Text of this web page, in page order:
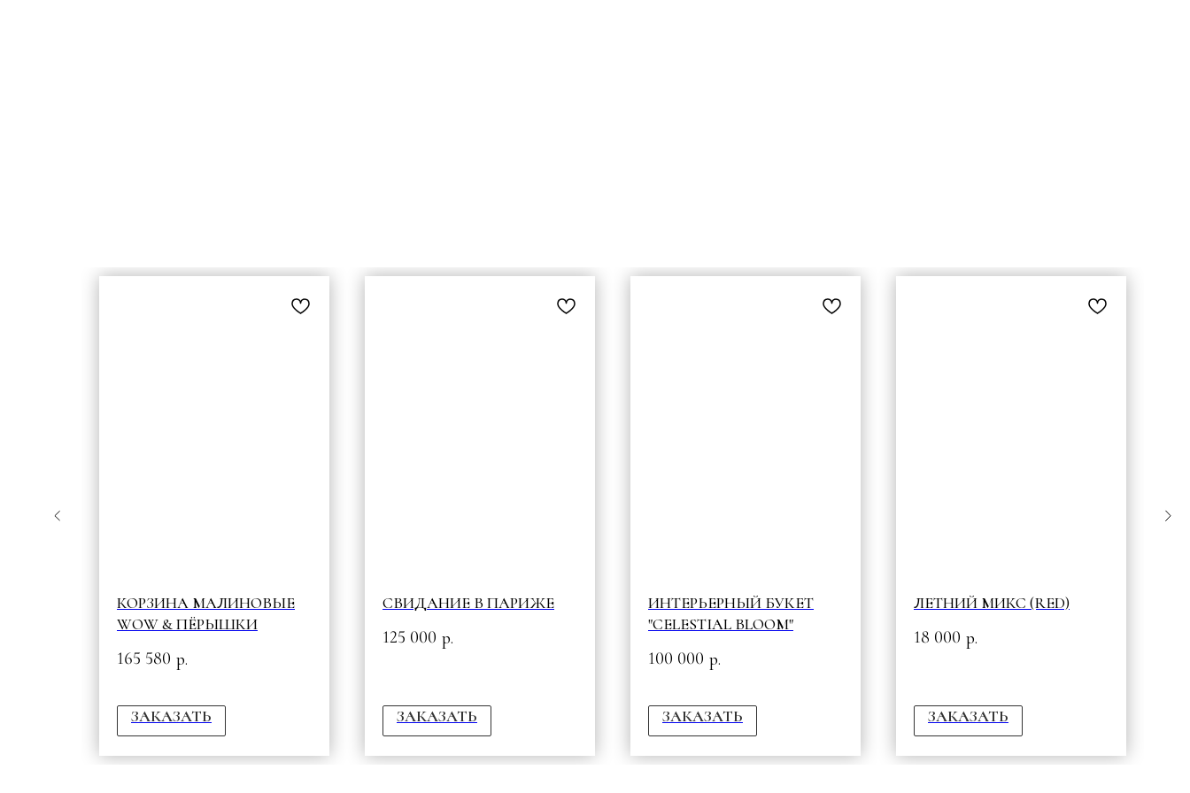
КОРЗИНА МАЛИНОВЫЕ
WOW & ПЁРЫШКИ
165 580 р.
ЗАКАЗАТЬ
СВИДАНИЕ В ПАРИЖЕ
125 000 р.
ЗАКАЗАТЬ
ИНТЕРЬЕРНЫЙ БУКЕТ
"CELESTIAL BLOOM"
100 000 р.
ЗАКАЗАТЬ
ЛЕТНИЙ МИКС (RED)
18 000 р.
ЗАКАЗАТЬ